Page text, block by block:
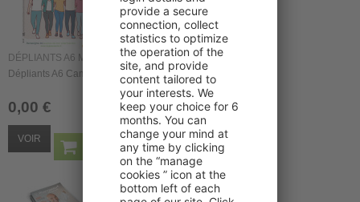
DÉPLIANTS A6 MÉNINGITES MARS 2026
Dépliants A6 Campagne Méningites Mars 2026 lot de 10...
0,00 €
VOIR